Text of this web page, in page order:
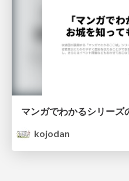
マンガでわかるシリーズ
kojodan